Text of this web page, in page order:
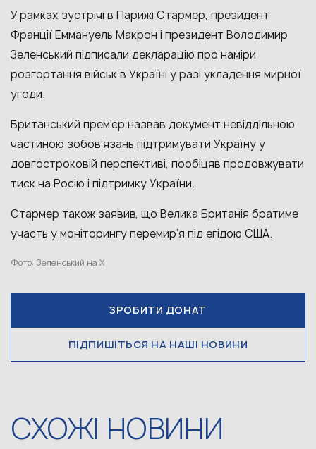
У рамках зустрічі в Парижі Стармер, президент
Франції Еммануель Макрон і президент Володимир
Зеленський підписали декларацію про наміри
розгортання військ в Україні у разі укладення мирної
угоди.
Британський прем’єр назвав документ невіддільною
частиною зобов’язань підтримувати Україну у
довгостроковій перспективі, пообіцяв продовжувати
тиск на Росію і підтримку України.
Стармер також заявив, що Велика Британія братиме
участь у моніторингу перемир’я під егідою США.
Фото: Зеленський на X
ЗРОБИТИ ДОНАТ
ПІДПИШІТЬСЯ НА НАШІ НОВИНИ
СХОЖІ НОВИНИ